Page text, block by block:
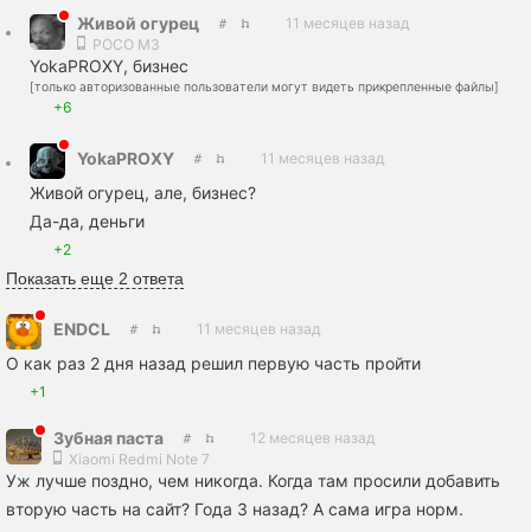
Живой огурец
11 месяцев назад
POCO M3
YokaPROXY, бизнес
[только авторизованные пользователи могут видеть прикрепленные файлы]
+6
YokaPROXY 11 месяцев назад
Живой огурец, але, бизнес?
Да-да, деньги
+2
Показать еще 2 ответа
ENDCL 11 месяцев назад
О как раз 2 дня назад решил первую часть пройти
+1
Зубная пaста
12 месяцев назад
Xiaomi Redmi Note 7
Уж лучше поздно, чем никогда. Когда там просили добавить
вторую часть на сайт? Года 3 назад? А сама игра норм.